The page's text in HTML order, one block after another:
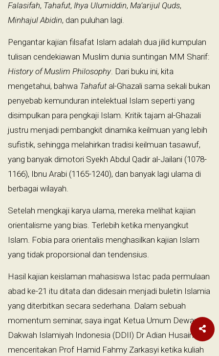
Falasifah, Tahafut, Ihya Ulumiddin, Ma’arijul Quds,
Minhajul Abidin, dan puluhan lagi.
Pengantar kajian filsafat Islam adalah dua jilid kumpulan
tulisan cendekiawan Muslim dunia suntingan MM Sharif:
History of Muslim Philosophy. Dari buku ini, kita
mengetahui, bahwa Tahafutal-Ghazali sama sekali bukan
penyebab kemunduran intelektual Islam seperti yang
disimpulkan para pengkaji Islam. Kritik tajam al-Ghazali
justru menjadi pembangkit dinamika keilmuan yang lebih
sufistik, sehingga melahirkan tradisi keilmuan tasawuf,
yang banyak dimotori Syekh Abdul Qadir al-Jailani (1078-
1166), Ibnu Arabi (1165-1240), dan banyak lagi ulama di
berbagai wilayah.
Setelah mengkaji karya ulama, mereka melihat kajian
orientalisme yang bias. Terlebih ketika menyangkut
Islam. Fobia para orientalis menghasilkan kajian Islam
yang tidak proporsional dan tendensius.
Hasil kajian keislaman mahasiswa Istac pada permulaan
abad ke-21 itu ditata dan didesain menjadi buletin Islamia
yang diterbitkan secara sederhana. Dalam sebuah
momentum seminar, saya ingat Ketua Umum Dewan
Dakwah Islamiyah Indonesia (DDII) Dr Adian Husaini
menceritakan Prof Hamid Fahmy Zarkasyi ketika kuliah